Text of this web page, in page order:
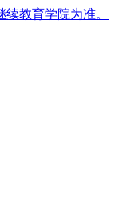
教育学院为准。